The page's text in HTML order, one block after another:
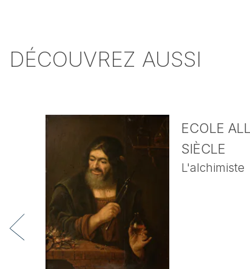
DÉCOUVREZ AUSSI
ECOLE
SIÈCLE
L'alchimiste